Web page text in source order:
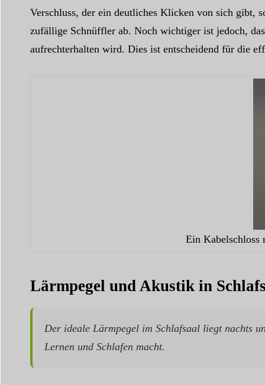
Verschluss, der ein deutliches Klicken von sich gibt,
zufällige Schnüffler ab. Noch wichtiger ist jedoch,
aufrechterhalten wird. Dies ist entscheidend für die
Ein Kabelschloss
Lärmpegel und Akustik in
Der ideale Lärmpegel im Schlafsaal liegt nachts
Lernen und Schlafen macht.